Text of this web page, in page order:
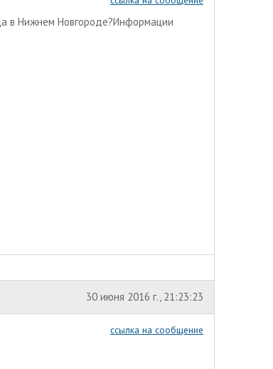
в Нижнем Новгороде?Информации
30 июня 2016 г., 21:23:23
ссылка на сообщение